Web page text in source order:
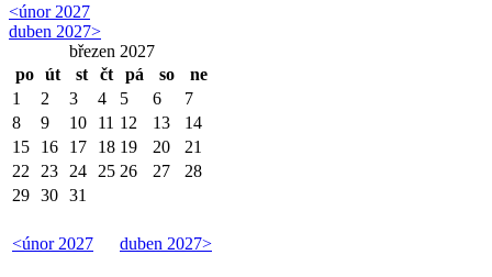
<únor 2027
duben 2027>
březen 2027
po
út st čt pá so ne
<únor 2027 duben 2027>
1 2 3 4 5 6
7
8
9 10 11 12 13
14
15
16 17 18 19 20
21
22
23 24 25 26 27
28
29 30 31